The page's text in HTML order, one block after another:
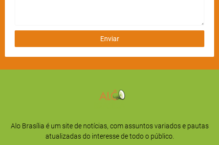
Alo Brasília é um site de notícias, com assuntos variados e pautas
atualizadas do interesse de todo o público.